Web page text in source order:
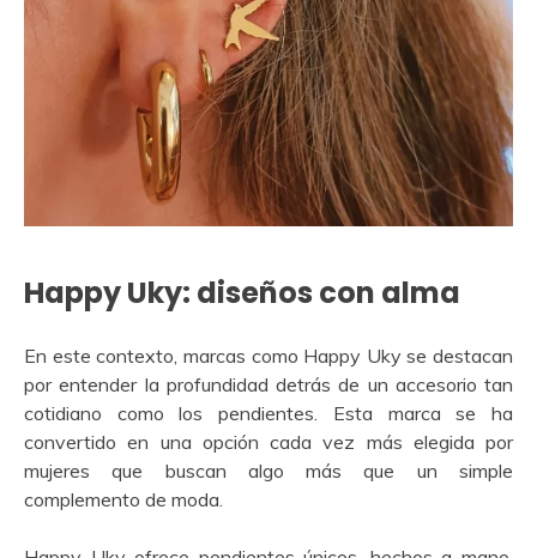
Happy Uky: diseños con alma
En este contexto, marcas como Happy Uky se destacan
por entender la profundidad detrás de un accesorio tan
cotidiano como los pendientes. Esta marca se ha
convertido en una opción cada vez más elegida por
mujeres que buscan algo más que un simple
complemento de moda.